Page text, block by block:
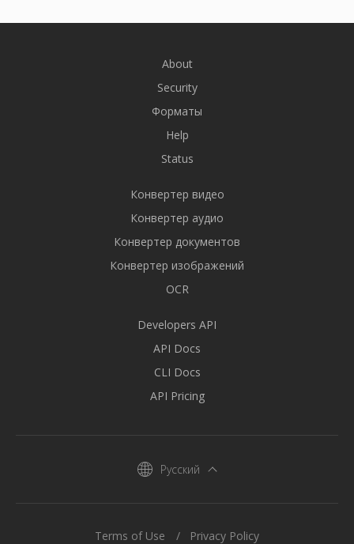
About
Security
Форматы
Help
Status
Конвертер видео
Конвертер аудио
Конвертер документов
Конвертер изображений
OCR
Developers API
API Docs
CLI Docs
API Pricing
Русский
Terms of Use Privacy Policy